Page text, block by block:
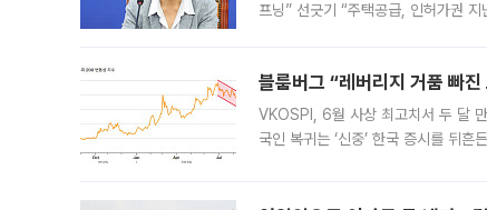
프닝” 선긋기 “주택공급, 인허가권
블룸버그 “레버리지 거품 빠
VKOSPI, 6월 사상 최고치서 두 달
국인 복귀는 ‘신중’ 한국 증시를 뒤